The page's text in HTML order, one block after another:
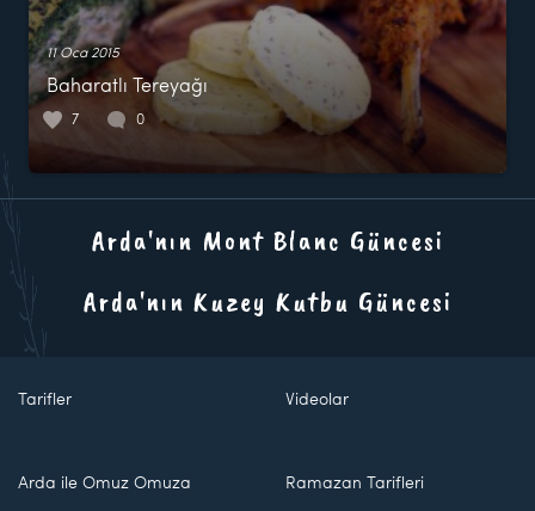
11 Oca 2015
Baharatlı Tereyağı
7 0
Arda'nın Mont Blanc Güncesi
Arda'nın Kuzey Kutbu Güncesi
Tarifler Videolar
Arda ile Omuz Omuza Ramazan Tarifleri